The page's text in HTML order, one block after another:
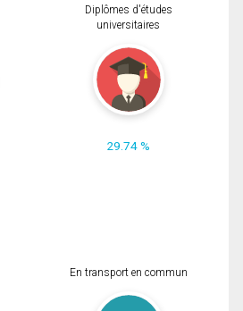
Diplômes d'études
universitaires
29.74 %
En transport en commun